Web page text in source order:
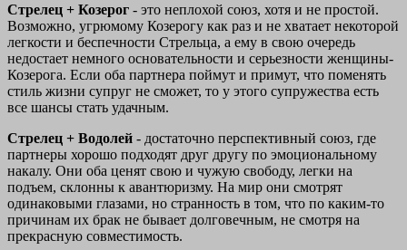
Стрелец + Козерог - это неплохой союз, хотя и не простой.
Возможно, угрюмому Козерогу как раз и не хватает некоторой
легкости и беспечности Стрельца, а ему в свою очередь
недостает немного основательности и серьезности женщины-
Козерога. Если оба партнера поймут и примут, что поменять
стиль жизни супруг не сможет, то у этого супружества есть
все шансы стать удачным.
Стрелец + Водолей - достаточно перспективный союз, где
партнеры хорошо подходят друг другу по эмоциональному
накалу. Они оба ценят свою и чужую свободу, легки на
подъем, склонны к авантюризму. На мир они смотрят
одинаковыми глазами, но странность в том, что по каким-то
причинам их брак не бывает долговечным, не смотря на
прекрасную совместимость.